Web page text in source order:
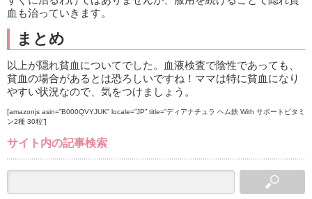
血も治っていきます。
まとめ
以上が隠れ貧血についてでした。血液検査で陰性であっても、
貧血の場合があるとは恐ろしいですね！ママは特に貧血になり
やすい状況なので、気をつけましょう。
[amazonjs asin=”B000QVYJUK” locale=”JP” title=”ディアナチュラ ヘム鉄 With サポートビタミ
ン2種 30粒”]
サイト内の記事検索